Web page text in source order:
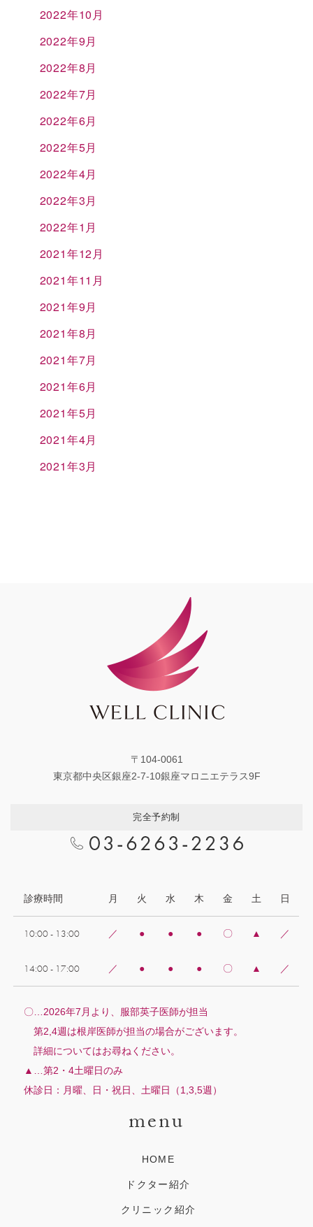
2022年10月
2022年9月
2022年8月
2022年7月
2022年6月
2022年5月
2022年4月
2022年3月
2022年1月
2021年12月
2021年11月
2021年9月
2021年8月
2021年7月
2021年6月
2021年5月
2021年4月
2021年3月
〒104-0061
東京都中央区銀座2-7-10銀座マロニエテラス9F
完全予約制
診療時間 月 火 水 木 金 土 日
10:00 - 13:00 ／ ● ● ● 〇 ▲ ／
14:00 - 17:00 ／ ● ● ● 〇 ▲ ／
〇…2026年7月より、服部英子医師が担当
第2,4週は根岸医師が担当の場合がございます。
詳細についてはお尋ねください。
▲…第2・4土曜日のみ
休診日：月曜、日・祝日、土曜日（1,3,5週）
menu
HOME
ドクター紹介
クリニック紹介